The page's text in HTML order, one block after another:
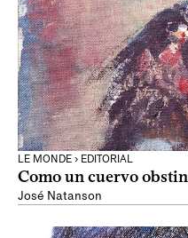
LE MONDE › EDITORIAL
Como un cuervo
José Natanson